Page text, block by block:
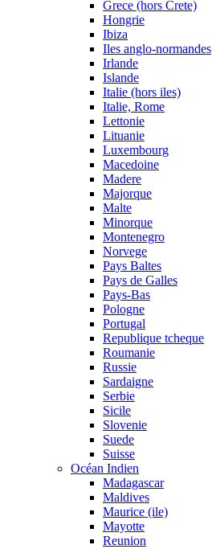
Grece (hors Crete)
Hongrie
Ibiza
Iles anglo-normandes
Irlande
Islande
Italie (hors iles)
Italie, Rome
Lettonie
Lituanie
Luxembourg
Macedoine
Madere
Majorque
Malte
Minorque
Montenegro
Norvege
Pays Baltes
Pays de Galles
Pays-Bas
Pologne
Portugal
Republique tcheque
Roumanie
Russie
Sardaigne
Serbie
Sicile
Slovenie
Suede
Suisse
Océan Indien
Madagascar
Maldives
Maurice (ile)
Mayotte
Reunion